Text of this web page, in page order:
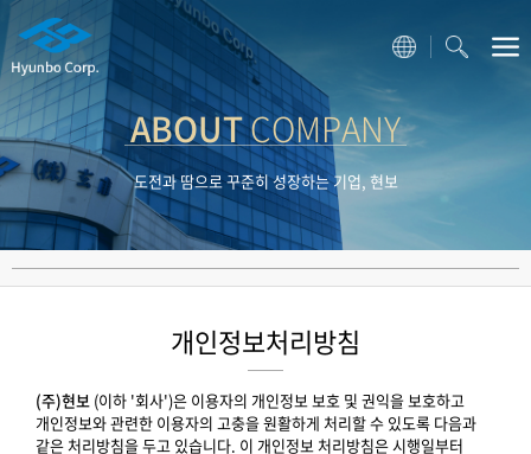
ABOUTCOMPANY
도전과 땀으로 꾸준히 성장하는 기업, 현보
개인정보처리방침
(주)현보 (이하 '회사')은 이용자의 개인정보 보호 및 권익을 보호하고
개인정보와 관련한 이용자의 고충을 원활하게 처리할 수 있도록 다음과
같은 처리방침을 두고 있습니다. 이 개인정보 처리방침은 시행일부터